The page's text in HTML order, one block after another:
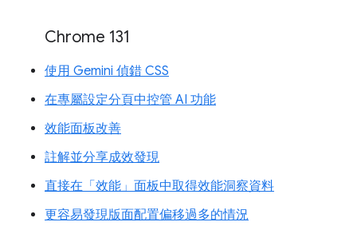
Chrome 131
使用 Gemini 偵錯 CSS
在專屬設定分頁中控管 AI 功能
效能面板改善
註解並分享成效發現
直接在「效能」面板中取得效能洞察資料
更容易發現版面配置偏移過多的情況